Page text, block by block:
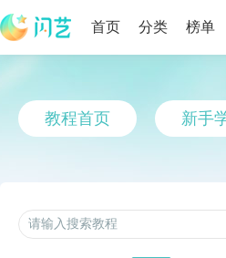
首页 分类 榜单
教程首页 新手